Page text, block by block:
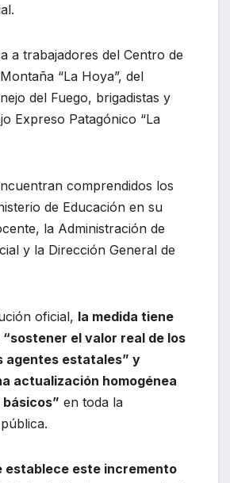
a trabajadores del Centro de
“La Hoya”, del
del Fuego, brigadistas y
Expreso Patagónico “La
comprendidos los
de Educación en su
la Administración de
y la Dirección General de
oficial, la medida tiene
el valor real de los
agentes estatales” y
actualización homogénea
básicos” en toda la
establece este incremento